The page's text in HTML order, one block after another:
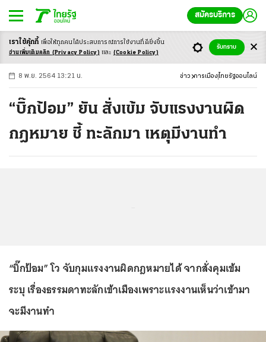
สมัครบริการ
-ก ก ก+
8 พ.ย. 2564 13:21 น. ข่าว การเมือง ไทยรัฐออนไลน์
“บิ๊กป้อม” ยัน สั่งเข้ม จับแรงงานผิด
กฎหมาย ชี้ ทะลักมา เหตุมีงานทำ
“บิ๊กป้อม” โว จับกุมแรงงานผิดกฎหมายได้ จากสั่งคุมเข้ม
ระบุ เรื่องธรรมดาทะลักเข้าเมืองเพราะแรงงานเห็นว่าเข้ามา
จะมีงานทำ
เราใช้คุ้กกี้ เพื่อให้ทุกคนได้ประสบการณ์การใช้งานที่ดียิ่งขึ้น
อ่านเพิ่มเติมคลิก (Privacy Policy) และ (Cookie Policy)
รับทราบ